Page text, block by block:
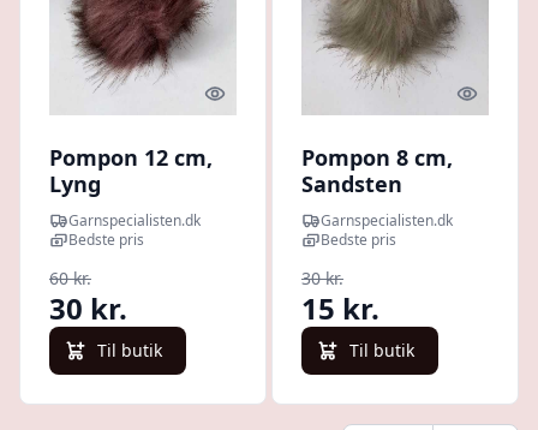
Quick look
Pompon 12 cm,
Lyng
Garnspecialisten.dk
Bedste pris
60 kr.
30 kr.
Til butik
Quick
Pompon 8 cm,
Sandsten
Garnspecialisten.dk
Bedste pris
30 kr.
15 kr.
Til butik